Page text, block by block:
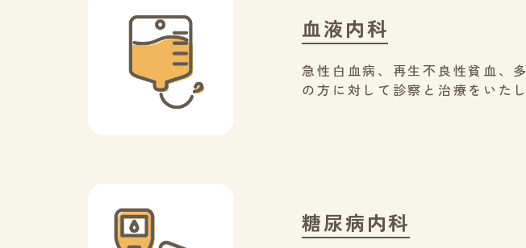
血液内科
急性白血病、再生不良性貧血、
の方に対して診察と治療をいたし
糖尿病内科